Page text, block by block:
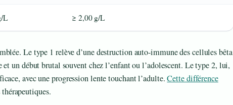
L ≥ 2,00 g/L
Le type 1 relève d’une destruction auto-immune des cellules bêta
un début brutal souvent chez l’enfant ou l’adolescent. Le type 2, lui,
avec une progression lente touchant l’adulte.Cette différence